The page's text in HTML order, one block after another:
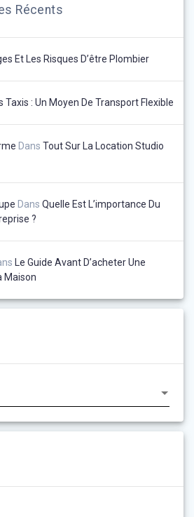
Récents
Et Les Risques D’être Plombier
Taxis : Un Moyen De Transport Flexible
Dans Tout Sur La Location Studio
Dans Quelle Est L’importance Du
?
Le Guide Avant D’acheter Une
Maison